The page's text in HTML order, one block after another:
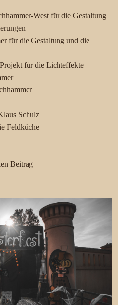
West für die Gestaltung
für die Gestaltung und die
für die Lichteffekte
Schulz
Feldküche
Beitrag